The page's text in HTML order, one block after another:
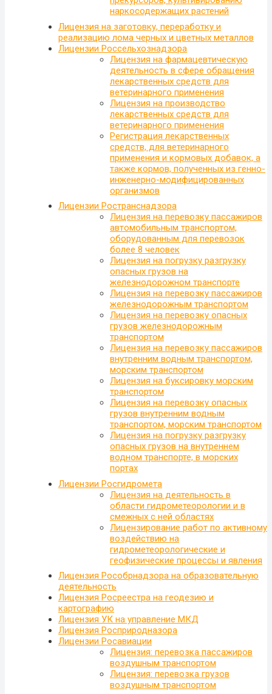
наркосодержащих растений
Лицензия на заготовку, переработку и
реализацию лома черных и цветных металлов
Лицензии Россельхознадзора
Лицензия на фармацевтическую
деятельность в сфере обращения
лекарственных средств для
ветеринарного применения
Лицензия на производство
лекарственных средств для
ветеринарного применения
Регистрация лекарственных
средств, для ветеринарного
применения и кормовых добавок, а
также кормов, полученных из генно-
инженерно-модифицированных
организмов
Лицензии Ространснадзора
Лицензия на перевозку пассажиров
автомобильным транспортом,
оборудованным для перевозок
более 8 человек
Лицензия на погрузку разгрузку
опасных грузов на
железнодорожном транспорте
Лицензия на перевозку пассажиров
железнодорожным транспортом
Лицензия на перевозку опасных
грузов железнодорожным
транспортом
Лицензия на перевозку пассажиров
внутренним водным транспортом,
морским транспортом
Лицензия на буксировку морским
транспортом
Лицензия на перевозку опасных
грузов внутренним водным
транспортом, морским транспортом
Лицензия на погрузку разгрузку
опасных грузов на внутреннем
водном транспорте, в морских
портах
Лицензии Росгидромета
Лицензия на деятельность в
области гидрометеорологии и в
смежных с ней областях
Лицензирование работ по активному
воздействию на
гидрометеорологические и
геофизические процессы и явления
Лицензия Рособрнадзора на образовательную
деятельность
Лицензия Росреестра на геодезию и
картографию
Лицензия УК на управление МКД
Лицензия Росприродназора
Лицензии Росавиации
Лицензия: перевозка пассажиров
воздушным транспортом
Лицензия: перевозка грузов
воздушным транспортом